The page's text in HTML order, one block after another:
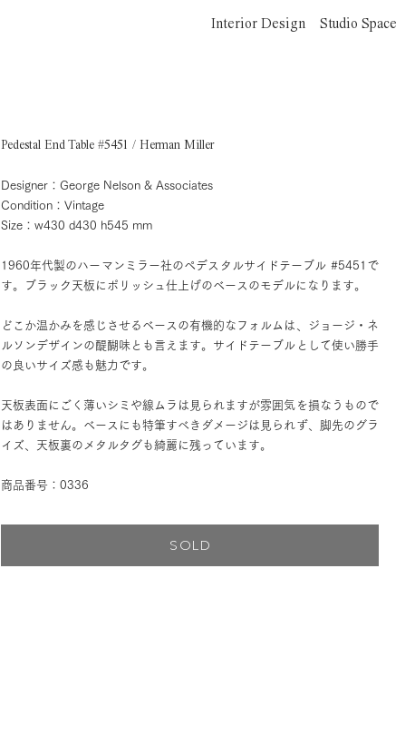
Interior Design Studio Space
Pedestal End Table #5451 / Herman Miller
Designer：George Nelson & Associates
Condition：Vintage
Size：w430 d430 h545 mm
1960年代製のハーマンミラー社のペデスタルサイドテーブル #5451で
す。ブラック天板にポリッシュ仕上げのベースのモデルになります。
どこか温かみを感じさせるベースの有機的なフォルムは、ジョージ・ネ
ルソンデザインの醍醐味とも言えます。サイドテーブルとして使い勝手
の良いサイズ感も魅力です。
天板表面にごく薄いシミや線ムラは見られますが雰囲気を損なうもので
はありません。ベースにも特筆すべきダメージは見られず、脚先のグラ
イズ、天板裏のメタルタグも綺麗に残っています。
商品番号：0336
SOLD